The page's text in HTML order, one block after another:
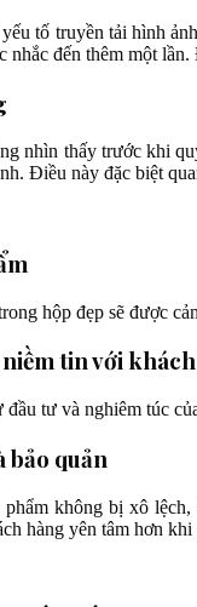
tố truyền tải hình
nhắc đến thêm một
nhìn thấy trước khi
Điều này đặc biệt
hộp đẹp sẽ được
tin với
tư và nghiêm túc
bảo quản
không bị xô
hàng yên tâm hơn khi